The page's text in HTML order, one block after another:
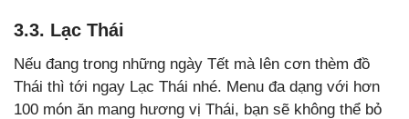
3.3. Lạc Thái
Nếu đang trong những ngày Tết mà lên cơn thèm đồ
Thái thì tới ngay Lạc Thái nhé. Menu đa dạng với hơn
100 món ăn mang hương vị Thái, bạn sẽ không thể bỏ